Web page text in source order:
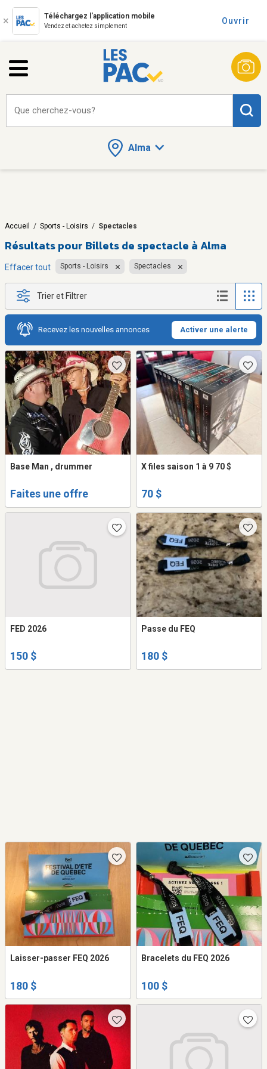
Téléchargez l'application mobile
Vendez et achetez simplement
Ouvrir
Alma
Que cherchez-vous?
Accueil / Sports - Loisirs / Spectacles
Résultats pour Billets de spectacle à Alma
Effacer tout Sports - Loisirs Spectacles
Trier et Filtrer
Recevez les nouvelles annonces Activer une alerte
Base Man , drummer
Faites une offre
X files saison 1 à 9 70 $
70 $
FED 2026
150 $
Passe du FEQ
180 $
Laisser-passer FEQ 2026
180 $
Bracelets du FEQ 2026
100 $